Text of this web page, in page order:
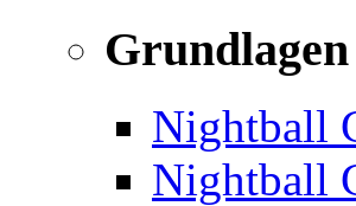
Grundlagen
Nightball
Nightball